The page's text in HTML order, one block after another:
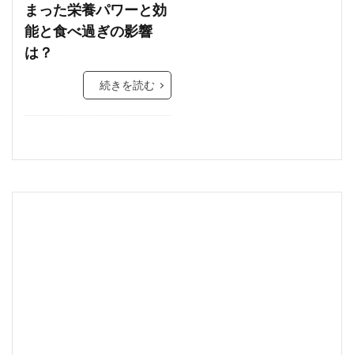
まった栄養パワーと効
能と食べ過ぎの影響
は？
続きを読む